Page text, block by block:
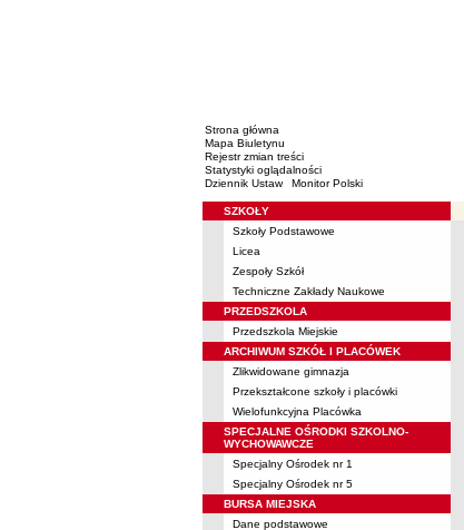
Strona główna
Mapa Biuletynu
Rejestr zmian treści
Statystyki oglądalności
Dziennik Ustaw
Monitor Polski
Menu
SZKOŁY
Szkoły Podstawowe
Licea
Zespoły Szkół
Techniczne Zakłady Naukowe
PRZEDSZKOLA
Przedszkola Miejskie
ARCHIWUM SZKÓŁ I PLACÓWEK
Zlikwidowane gimnazja
Przekształcone szkoły i placówki
Wielofunkcyjna Placówka
SPECJALNE OŚRODKI SZKOLNO-
WYCHOWAWCZE
Specjalny Ośrodek nr 1
Specjalny Ośrodek nr 5
BURSA MIEJSKA
Dane podstawowe